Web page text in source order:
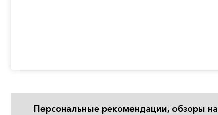
Персональные рекомендации, обзоры на